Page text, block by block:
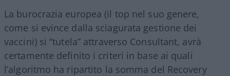
La burocrazia europea (il top nel suo genere,
come si evince dalla sciagurata gestione dei
vaccini) si “tutela” attraverso Consultant, avrà
certamente definito i criteri in base ai quali
l’algoritmo ha ripartito la somma del Recovery